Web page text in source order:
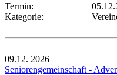
Termin:
Kategorie:
09.12. 2026
Seniorengemeinschaft -